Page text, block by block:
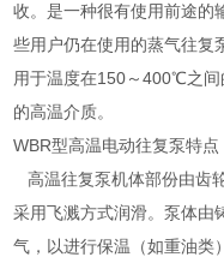
收。是一种很有使用前途
些用户仍在使用的蒸气往复泵
用于温度在150～400℃之间的
的高温介质。
WBR型高温电动往复泵特点
高温往复泵机体部份由齿轮箱
采用飞溅方式润滑。泵体由
气，以进行保温（如重油类）